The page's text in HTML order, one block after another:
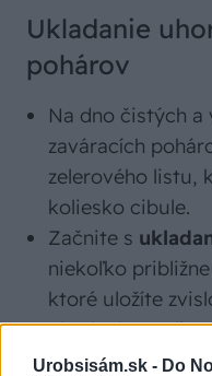
Urobsisám.sk - Do
Ukladanie
pohárov
Na dno čistých a
zaváracích
zelerového listu,
koliesko cibule.
Začnite s
niekoľko
ktoré uložíte
uhorky by mali
pohára. Zvyšok